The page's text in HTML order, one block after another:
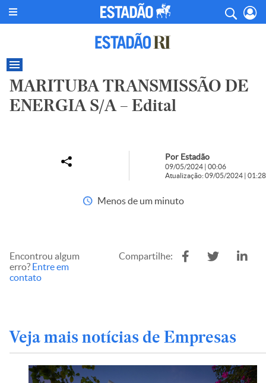
MARITUBA TRANSMISSÃO DE
ENERGIA S/A – Edital
Por Estadão
09/05/2024 | 00:06
Atualização: 09/05/2024 | 01:28
Menos de um minuto
Encontrou algum
erro? Entre em
contato
Compartilhe:
Veja mais notícias de Empresas